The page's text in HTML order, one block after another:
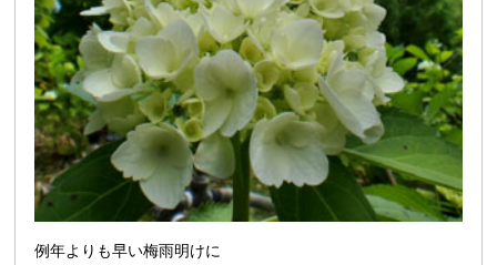
例年よりも早い梅雨明けに